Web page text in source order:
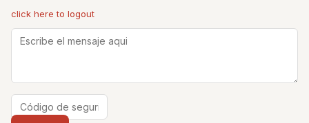
click here to logout